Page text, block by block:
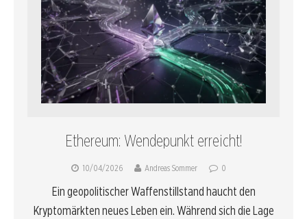
Ethereum: Wendepunkt erreicht!
10/04/2026 Andreas Sommer 0
Ein geopolitischer Waffenstillstand haucht den
Kryptomärkten neues Leben ein. Während sich die Lage